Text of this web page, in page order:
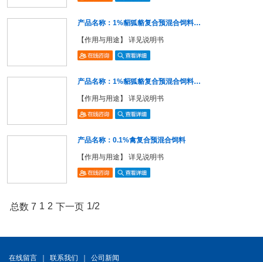
产品名称：1%貂狐貉复合预混合饲料…
【作用与用途】 详见说明书
产品名称：1%貂狐貉复合预混合饲料…
【作用与用途】 详见说明书
产品名称：0.1%禽复合预混合饲料
【作用与用途】 详见说明书
总数 7 1 2 下一页 1/2
在线留言 联系我们 公司新闻